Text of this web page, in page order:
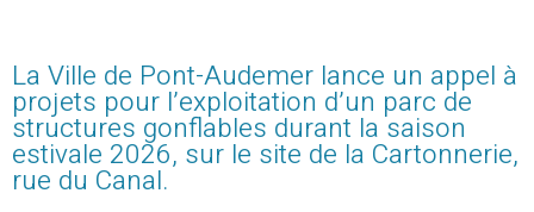
La Ville de Pont-Audemer lance un appel à
projets pour l’exploitation d’un parc de
structures gonflables durant la saison
estivale 2026, sur le site de la Cartonnerie,
rue du Canal.